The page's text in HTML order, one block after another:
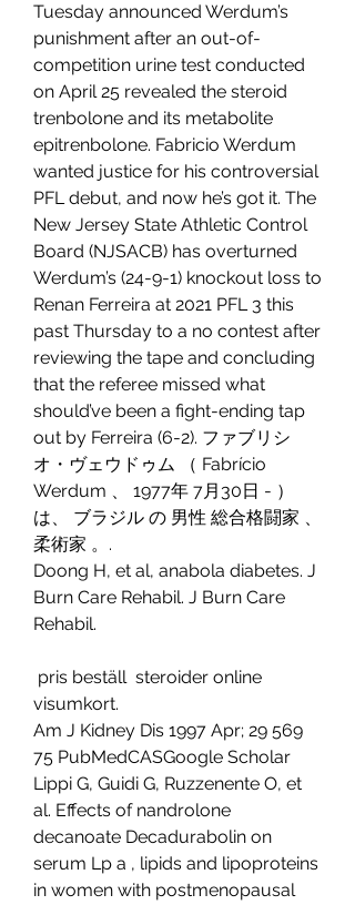
Tuesday announced Werdum’s
punishment after an out-of-
competition urine test conducted
on April 25 revealed the steroid
trenbolone and its metabolite
epitrenbolone. Fabricio Werdum
wanted justice for his controversial
PFL debut, and now he’s got it. The
New Jersey State Athletic Control
Board (NJSACB) has overturned
Werdum’s (24-9-1) knockout loss to
Renan Ferreira at 2021 PFL 3 this
past Thursday to a no contest after
reviewing the tape and concluding
that the referee missed what
should’ve been a fight-ending tap
out by Ferreira (6-2). ファブリシ
オ・ヴェウドゥム （ Fabrício
Werdum 、 1977年 7月30日 - ）
は、 ブラジル の 男性 総合格闘家 、
柔術家 。.
Doong H, et al, anabola diabetes. J
Burn Care Rehabil. J Burn Care
Rehabil.
visumkort.
Am J Kidney Dis 1997 Apr; 29 569
75 PubMedCASGoogle Scholar
Lippi G, Guidi G, Ruzzenente O, et
al. Effects of nandrolone
decanoate Decadurabolin on
serum Lp a , lipids and lipoproteins
in women with postmenopausal